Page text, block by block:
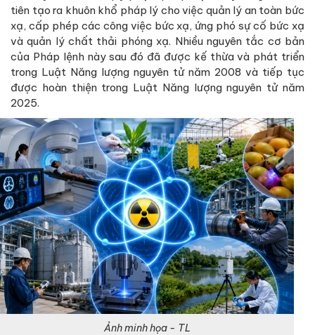
tiên tạo ra khuôn khổ pháp lý cho việc quản lý an toàn bức
xạ, cấp phép các công việc bức xạ, ứng phó sự cố bức xạ
và quản lý chất thải phóng xạ. Nhiều nguyên tắc cơ bản
của Pháp lệnh này sau đó đã được kế thừa và phát triển
trong Luật Năng lượng nguyên tử năm 2008 và tiếp tục
được hoàn thiện trong Luật Năng lượng nguyên tử năm
2025.
Ảnh minh họa - TL